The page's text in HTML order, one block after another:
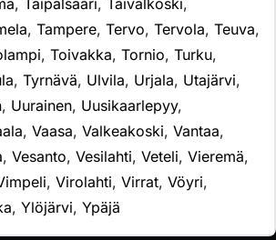
, Tampere, Tervo, Tervola, Teuva,
, Toivakka, Tornio, Turku,
, Tyrnävä, Ulvila, Urjala, Utajärvi,
, Uurainen, Uusikaarlepyy,
, Vaasa, Valkeakoski, Vantaa,
, Vesanto, Vesilahti, Veteli, Vieremä,
, Virolahti, Virrat, Vöyri,
, Ylöjärvi, Ypäjä